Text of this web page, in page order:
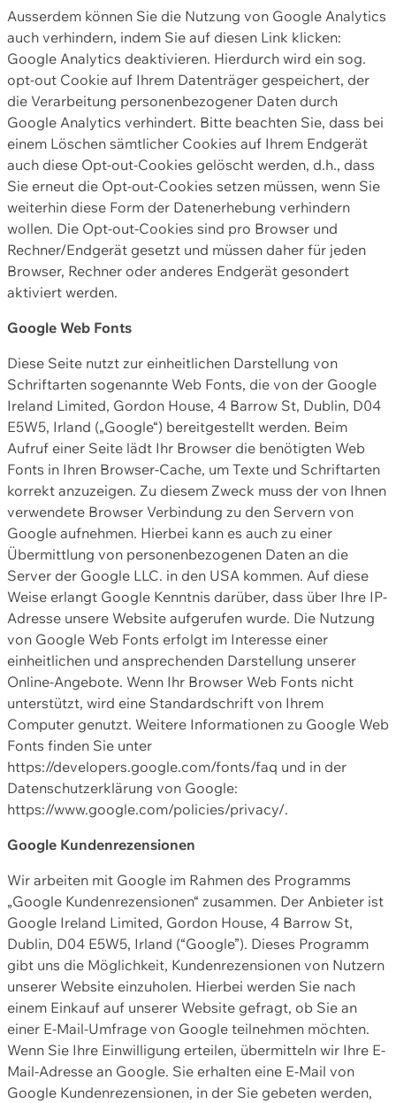
Ausserdem können Sie die Nutzung von Google Analytics
auch verhindern, indem Sie auf diesen Link klicken:
Google Analytics deaktivieren. Hierdurch wird ein sog.
opt-out Cookie auf Ihrem Datenträger gespeichert, der
die Verarbeitung personenbezogener Daten durch
Google Analytics verhindert. Bitte beachten Sie, dass bei
einem Löschen sämtlicher Cookies auf Ihrem Endgerät
auch diese Opt-out-Cookies gelöscht werden, d.h., dass
Sie erneut die Opt-out-Cookies setzen müssen, wenn Sie
weiterhin diese Form der Datenerhebung verhindern
wollen. Die Opt-out-Cookies sind pro Browser und
Rechner/Endgerät gesetzt und müssen daher für jeden
Browser, Rechner oder anderes Endgerät gesondert
aktiviert werden.
Google Web Fonts
Diese Seite nutzt zur einheitlichen Darstellung von
Schriftarten sogenannte Web Fonts, die von der Google
Ireland Limited, Gordon House, 4 Barrow St, Dublin, D04
E5W5, Irland („Google“) bereitgestellt werden. Beim
Aufruf einer Seite lädt Ihr Browser die benötigten Web
Fonts in Ihren Browser-Cache, um Texte und Schriftarten
korrekt anzuzeigen. Zu diesem Zweck muss der von Ihnen
verwendete Browser Verbindung zu den Servern von
Google aufnehmen. Hierbei kann es auch zu einer
Übermittlung von personenbezogenen Daten an die
Server der Google LLC. in den USA kommen. Auf diese
Weise erlangt Google Kenntnis darüber, dass über Ihre IP-
Adresse unsere Website aufgerufen wurde. Die Nutzung
von Google Web Fonts erfolgt im Interesse einer
einheitlichen und ansprechenden Darstellung unserer
Online-Angebote. Wenn Ihr Browser Web Fonts nicht
unterstützt, wird eine Standardschrift von Ihrem
Computer genutzt. Weitere Informationen zu Google Web
Fonts finden Sie unter
https://developers.google.com/fonts/faq und in der
Datenschutzerklärung von Google:
https://www.google.com/policies/privacy/.
Google Kundenrezensionen
Wir arbeiten mit Google im Rahmen des Programms
„Google Kundenrezensionen“ zusammen. Der Anbieter ist
Google Ireland Limited, Gordon House, 4 Barrow St,
Dublin, D04 E5W5, Irland (“Google”). Dieses Programm
gibt uns die Möglichkeit, Kundenrezensionen von Nutzern
unserer Website einzuholen. Hierbei werden Sie nach
einem Einkauf auf unserer Website gefragt, ob Sie an
einer E-Mail-Umfrage von Google teilnehmen möchten.
Wenn Sie Ihre Einwilligung erteilen, übermitteln wir Ihre E-
Mail-Adresse an Google. Sie erhalten eine E-Mail von
Google Kundenrezensionen, in der Sie gebeten werden,